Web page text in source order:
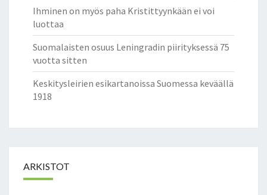
Ihminen on myös paha Kristittyynkään ei voi
luottaa
Suomalaisten osuus Leningradin piirityksessä 75
vuotta sitten
Keskitysleirien esikartanoissa Suomessa keväällä
1918
ARKISTOT